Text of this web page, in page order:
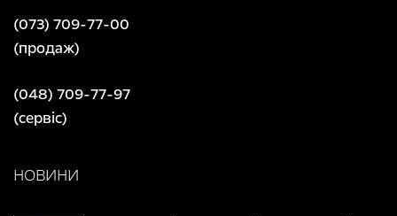
(073) 709-77-00
(продаж)
(048) 709-77-97
(сервіс)
НОВИНИ